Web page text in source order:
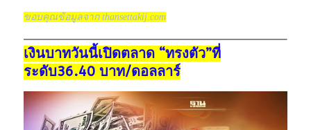
ขอบคุณข้อมูลจาก thansettakij.com
เงินบาทวันนี้เปิดตลาด “ทรงตัว”ที่
ระดับ36.40 บาท/ดอลลาร์